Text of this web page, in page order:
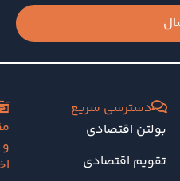
دسترسی سریع
بولتن اقتصادی
تقویم اقتصادی
و